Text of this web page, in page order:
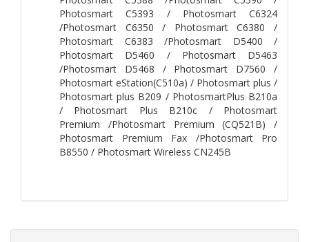
Photosmart C5393 / Photosmart C6324
/Photosmart C6350 / Photosmart C6380 /
Photosmart C6383 /Photosmart D5400 /
Photosmart D5460 / Photosmart D5463
/Photosmart D5468 / Photosmart D7560 /
Photosmart eStation(C510a) / Photosmart plus /
Photosmart plus B209 / PhotosmartPlus B210a
/ Photosmart Plus B210c / Photosmart
Premium /Photosmart Premium (CQ521B) /
Photosmart Premium Fax /Photosmart Pro
B8550 / Photosmart Wireless CN245B